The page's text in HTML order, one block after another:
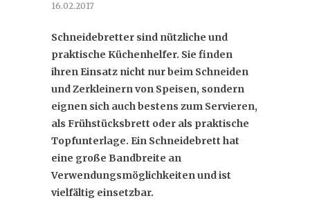
16.02.2017
Schneidebretter sind nützliche und
praktische Küchenhelfer. Sie finden
ihren Einsatz nicht nur beim Schneiden
und Zerkleinern von Speisen, sondern
eignen sich auch bestens zum Servieren,
als Frühstücksbrett oder als praktische
Topfunterlage. Ein Schneidebrett hat
eine große Bandbreite an
Verwendungsmöglichkeiten und ist
vielfältig einsetzbar.